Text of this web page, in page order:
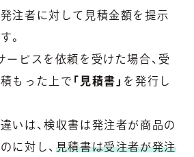
注者に対して見積金額を提示
。
ービスを依頼を受けた場合、受
もった上で 「見積書」 を発行し
いは、検収書は発注者が商品の
に対し、 見積書は受注者が発注